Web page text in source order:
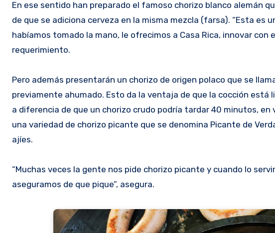
En ese sentido han preparado el famoso chorizo blanco alemán
de que se adiciona cerveza en la misma mezcla (farsa). “Esta es
habíamos tomado la mano, le ofrecimos a Casa Rica, innovar
requerimiento.
Pero además presentarán un chorizo de origen polaco que se
previamente ahumado. Esto da la ventaja de que la cocción
a diferencia de que un chorizo crudo podría tardar 40 minutos,
una variedad de chorizo picante que se denomina Picante de
ajíes.
“Muchas veces la gente nos pide chorizo picante y cuando lo
aseguramos de que pique”, asegura.